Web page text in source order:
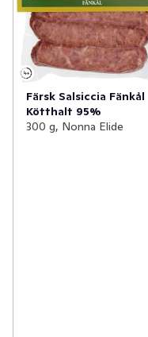
Färsk Salsiccia Fänkål
Kötthalt 95%
300 g, Nonna Elide